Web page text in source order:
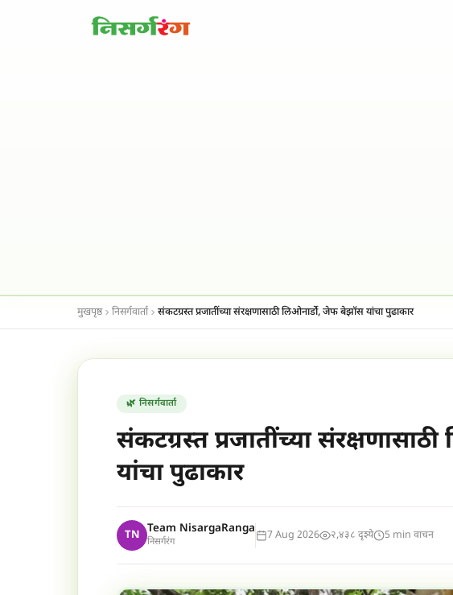
मुखपृष्ठ निसर्गवार्ता संकटग्रस्त प्रजातींच्या संरक्षणासाठी लिओनार्डो, जेफ बेझॉस यांचा पुढाकार
🌿 निसर्गवार्ता
संकटग्रस्त प्रजातींच्या
यांचा पुढाकार
TN Team NisargaRanga
निसर्गरंग
7 Aug 2026 २,४३८ दृश्ये 5 min वाचन